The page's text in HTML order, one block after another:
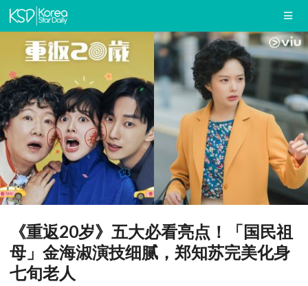
《重返20岁》五大必看亮点！「国民祖
母」金海淑演技细腻，郑知苏完美化身
七旬老人